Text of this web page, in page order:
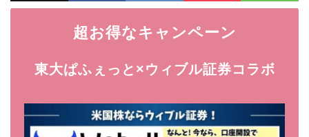
超お得なキャンペーン
東大ぱふぇっと×ウィブル証券コラボ